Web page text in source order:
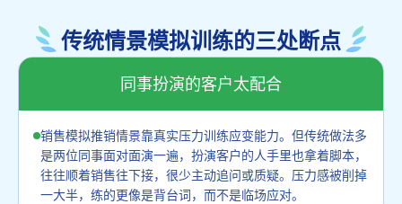
传统情景模拟训练的三处断点
同事扮演的客户太配合
销售模拟推销情景靠真实压力训练应变能力。但传统做法多
是两位同事面对面演一遍，扮演客户的人手里也拿着脚本，
往往顺着销售往下接，很少主动追问或质疑。压力感被削掉
一大半，练的更像是背台词，而不是临场应对。